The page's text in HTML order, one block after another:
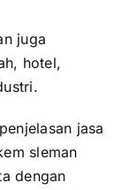
juga
hotel,
jasa
sleman
dengan